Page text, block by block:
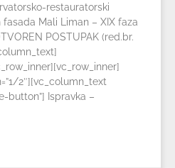
restauratorski
Mali Liman – XIX faza
POSTUPAK (red.br.
2″][vc_column_text
button”] Ispravka –